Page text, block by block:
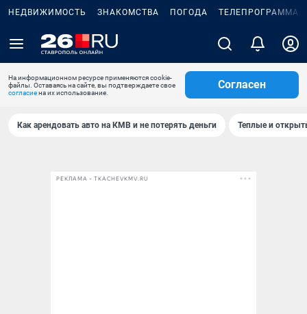
НЕДВИЖИМОСТЬ ЗНАКОМСТВА ПОГОДА ТЕЛЕПРОГРАММА
На информационном ресурсе применяются cookie-
файлы. Оставаясь на сайте, вы подтверждаете свое
согласиена их использование.
Согласен
Как арендовать авто на КМВ и не потерять деньги Теплые и
РЕКЛАМА • TKACHEVKMV.RU